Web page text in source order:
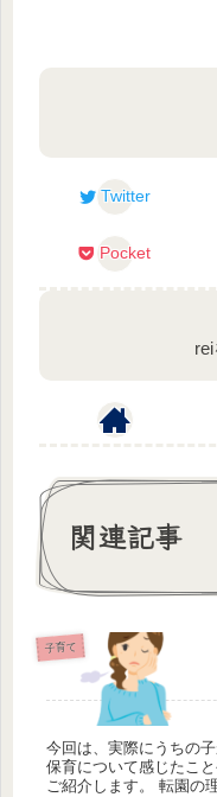
Twitter
Pocket
関連記事
子育て
今回は、実際にうちの
保育について感じたこ
ご紹介します。 転園の